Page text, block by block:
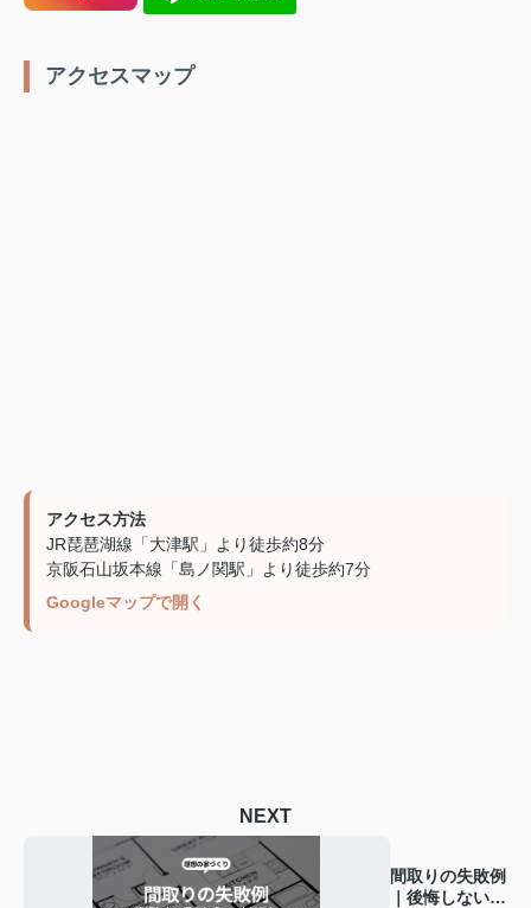
️ アクセスマップ
アクセス方法
JR琵琶湖線「大津駅」より徒歩約8分
京阪石山坂本線「島ノ関駅」より徒歩約7分
Googleマップで開く
NEXT
間取りの失敗例
｜後悔しない工